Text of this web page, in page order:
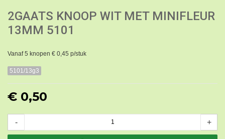
2GAATS KNOOP WIT MET MINIFLEUR
13MM 5101
Vanaf 5 knopen € 0,45 p/stuk
5101/13g3
€ 0,50
- +